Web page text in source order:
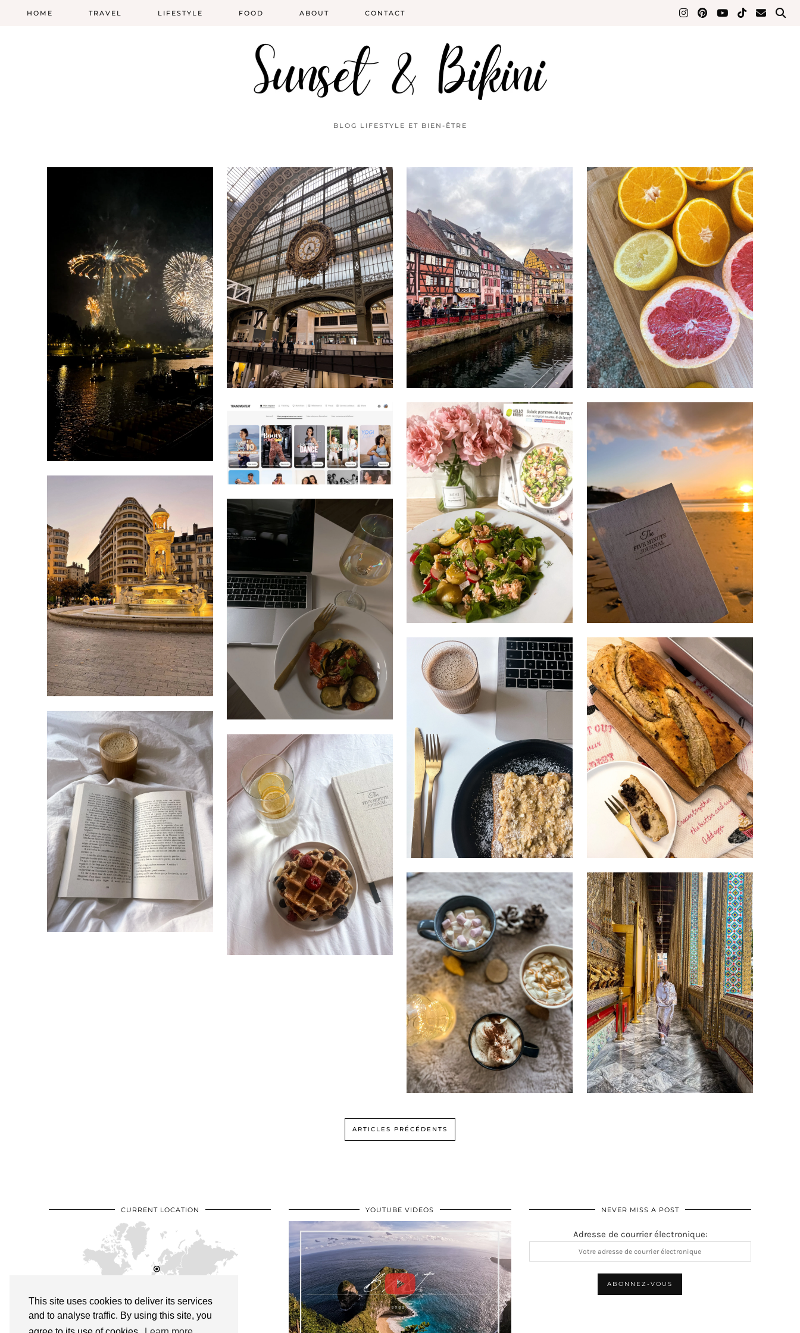
This site uses cookies to deliver its services
and to analyse traffic. By using this site, you
BLOG LIFESTYLE ET BIEN-ÊTRE
HOME TRAVEL LIFESTYLE FOOD ABOUT CONTACT
MARS 23, 2024
MARS 2, 2024
FÉVRIER 25, 2024
JUILLET 9, 2023
MAI 21, 2023
MAI 10, 2023
AVRIL 30, 2023
MARS 9, 2023 MARS 6, 2023
FÉVRIER 26, 2023
FÉVRIER 20, 2023
FÉVRIER 16, 2023
FÉVRIER 5, 2023
JANVIER 29, 2023
JANVIER 22, 2023
ARTICLES PRÉCÉDENTS
CURRENT LOCATION YOUTUBE VIDEOS NEVER MISS A POST
Adresse de courrier électronique: